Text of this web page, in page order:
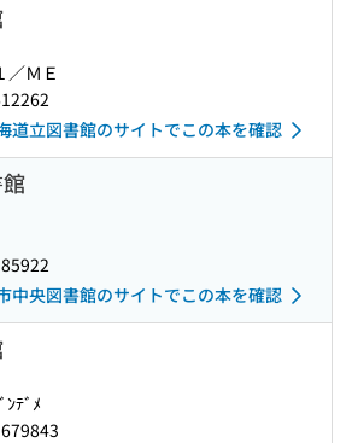
／ＭＥ
道立図書館のサイトでこの本を確認
中央図書館のサイトでこの本を確認
ﾃﾞﾒ